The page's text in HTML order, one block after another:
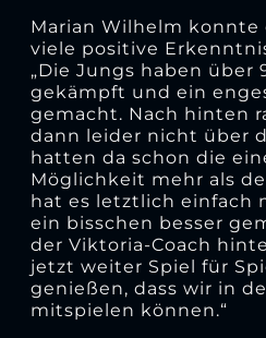
Marian Wilhelm konnte
viele positive
„Die Jungs haben über
gekämpft und ein
gemacht. Nach hinten
dann leider nicht über
hatten da schon die
Möglichkeit mehr als
hat es letztlich einfach
ein bisschen besser
der Viktoria-Coach
jetzt weiter Spiel für
genießen, dass wir in
mitspielen können.“